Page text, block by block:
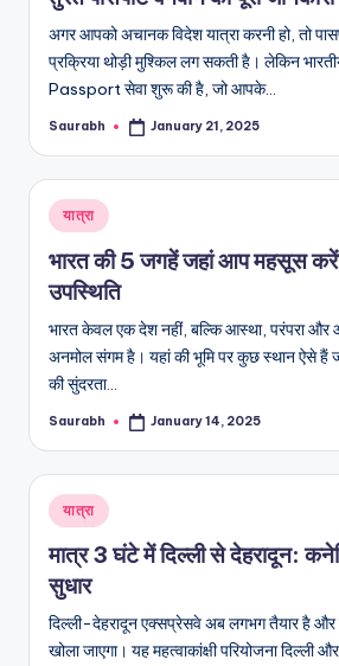
अगर आपको अचानक विदेश यात्रा करनी हो, तो
प्रक्रिया थोड़ी मुश्किल लग सकती है। लेकिन
Passport सेवा शुरू की है, जो आपके…
Posted
Saurabh January 21, 2025
Posted
in
यात्रा
भारत की 5 जगहें जहां आप महसूस
उपस्थिति
भारत केवल एक देश नहीं, बल्कि आस्था, परंपरा और
अनमोल संगम है। यहां की भूमि पर कुछ स्थान ऐसे
की सुंदरता…
Posted
Saurabh January 14, 2025
Posted
in
यात्रा
मात्र 3 घंटे में दिल्ली से देहरादून:
सुधार
दिल्ली-देहरादून एक्सप्रेसवे अब लगभग तैयार है
खोला जाएगा। यह महत्वाकांक्षी परियोजना दिल्ली